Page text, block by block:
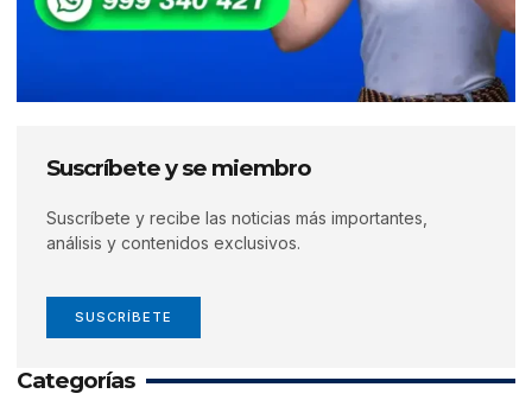
Suscríbete y se miembro
Suscríbete y recibe las noticias más importantes,
análisis y contenidos exclusivos.
SUSCRÍBETE
Categorías